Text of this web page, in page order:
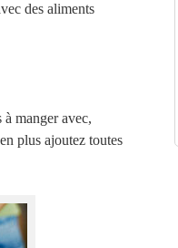
des aliments
manger avec,
plus ajoutez toutes